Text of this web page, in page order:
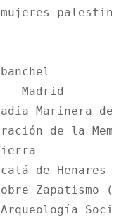
mujeres
- Madrid
Marinera de
de la
de Henares
Zapatismo
Social